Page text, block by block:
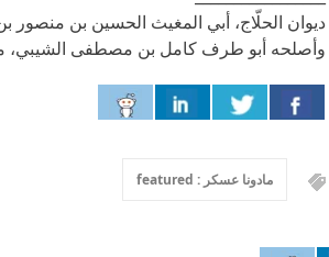
وأصلحه أبو طرف كامل بن مصطفى الشيبي، منشورات الجمل 1997- الطبعة،
مادونا عسكر : featured